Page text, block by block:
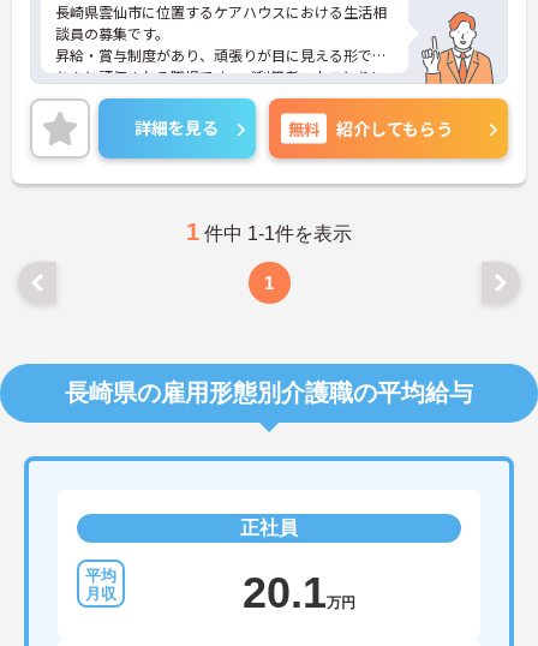
長崎県雲仙市に位置するケアハウスにおける生活相
談員の募集です。
昇給・賞与制度があり、頑張りが目に見える形でき
ちんと評価される職場です。ご利用者一人ひとりに
寄り添って、その方に合わせたサービスの提供を行
っていただける方を募集しています。
ご興味のある方には、面接対策ポイントなど、さら
に詳細をご案内しますのでお気軽にご相談くださ
い！
詳細を見る 無料 紹介してもらう
1 件中 1-1件を表示
1
長崎県の雇用形態別介護職の平均給与
正社員
20.1万円